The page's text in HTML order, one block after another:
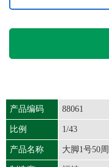
产品编码 88061
比例 1/43
产品名称 大脚1号50